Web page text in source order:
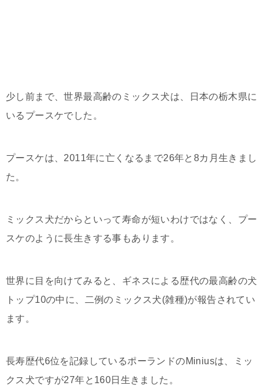
少し前まで、世界最高齢のミックス犬は、日本の栃木県に
いるプースケでした。
プースケは、2011年に亡くなるまで26年と8カ月生きまし
た。
ミックス犬だからといって寿命が短いわけではなく、プー
スケのように長生きする事もあります。
世界に目を向けてみると、ギネスによる歴代の最高齢の犬
トップ10の中に、二例のミックス犬(雑種)が報告されてい
ます。
長寿歴代6位を記録しているポーランドのMiniusは、ミッ
クス犬ですが27年と160日生きました。